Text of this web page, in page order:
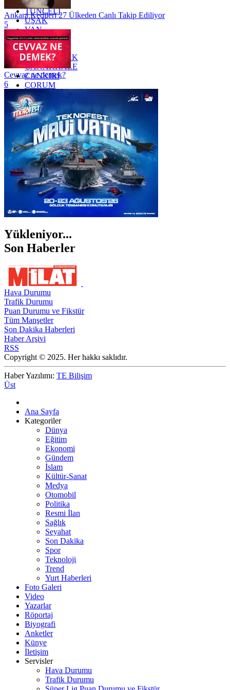
TUNCELİ
UŞAK
VAN
YALOVA
YOZGAT
ZONGULDAK
ÇANAKKALE
ÇANKIRI
ÇORUM
İSTANBUL
İZMİR
ŞANLIURFA
ŞIRNAK
Ankara Kedileri 27 Ülkeden Canlı Takip Ediliyor
5
Cevvaz ne demek?
6
Yükleniyor...
Son Haberler
Hava Durumu
Trafik Durumu
Puan Durumu ve Fikstür
Tüm Manşetler
Son Dakika Haberleri
Haber Arşivi
RSS
Copyright © 2025. Her hakkı saklıdır.
Haber Yazılımı: TE Bilişim
Üst
Ana Sayfa
Kategoriler
Dünya
Eğitim
Ekonomi
Gündem
İslam
Kültür-Sanat
Medya
Otomobil
Politika
Resmi İlan
Sağlık
Seyahat
Son Dakika
Spor
Teknoloji
Trend
Yurt Haberleri
Foto Galeri
Video
Yazarlar
Röportaj
Biyografi
Anketler
Künye
İletişim
Servisler
Hava Durumu
Trafik Durumu